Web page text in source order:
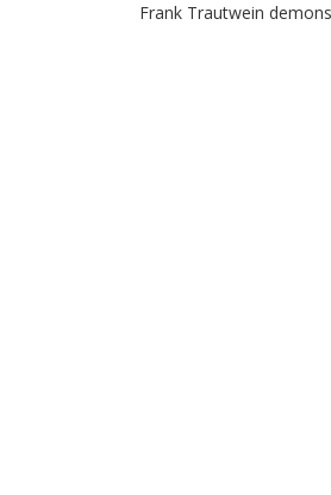
Frank Trautwein